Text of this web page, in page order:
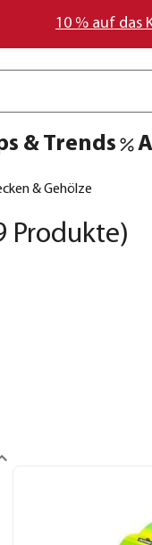
10 % auf das
& Trends
& Gehölze
Produkte)